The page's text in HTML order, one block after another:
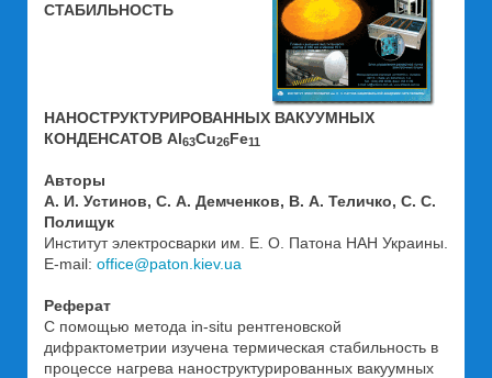
СТАБИЛЬНОСТЬ
НАНОСТРУКТУРИРОВАННЫХ ВАКУУМНЫХ
КОНДЕНСАТОВ Al63Cu26Fe11
Авторы
А. И. Устинов, С. А. Демченков, В. А. Теличко, С. С.
Полищук
Институт электросварки им. Е. О. Патона НАН Украины.
E-mail: office@paton.kiev.ua
Реферат
С помощью метода in-situ рентгеновской
дифрактометрии изучена термическая стабильность в
процессе нагрева наноструктурированных вакуумных